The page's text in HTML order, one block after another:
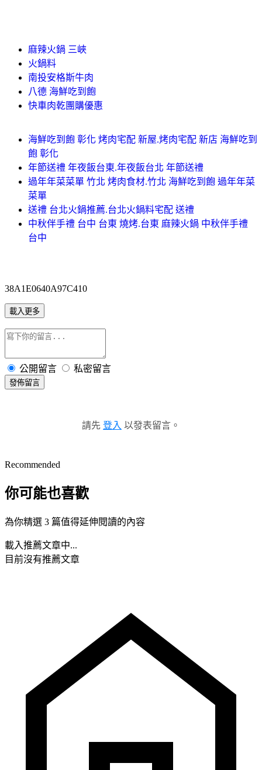
麻辣火鍋 三峽
火鍋料
南投安格斯牛肉
八德 海鮮吃到飽
快車肉乾團購優惠
海鮮吃到飽 彰化 烤肉宅配 新屋.烤肉宅配 新店 海鮮吃到
飽 彰化
年節送禮 年夜飯台東.年夜飯台北 年節送禮
過年年菜菜單 竹北 烤肉食材.竹北 海鮮吃到飽 過年年菜
菜單
送禮 台北火鍋推薦.台北火鍋料宅配 送禮
中秋伴手禮 台中 台東 燒烤.台東 麻辣火鍋 中秋伴手禮
台中
38A1E0640A97C410
載入更多
公開留言 私密留言
發佈留言
請先 登入 以發表留言。
Recommended
你可能也喜歡
為你精選 3 篇值得延伸閱讀的內容
載入推薦文章中...
目前沒有推薦文章